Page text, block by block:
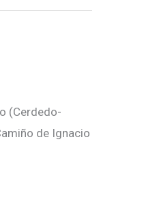
(Cerdedo-
de Ignacio